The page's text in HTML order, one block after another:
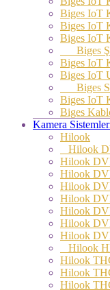
Biges IoT
Biges IoT
Biges IoT
Biges
Biges IoT
Biges IoT
Biges
Biges IoT
Biges
Kamera
Hilook
Hilook
Hilook
Hilook
Hilook
Hilook
Hilook
Hilook
Hilook
Hilook
Hilook
Hilook
Hilook